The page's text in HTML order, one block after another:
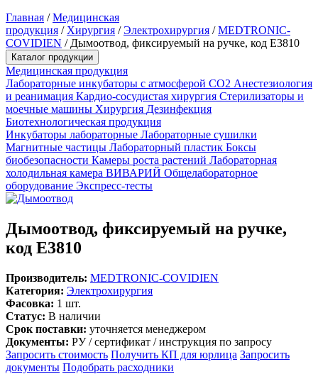
Главная /Медицинская
продукция / Хирургия /Электрохирургия /MEDTRONIC-
COVIDIEN / Дымоотвод, фиксируемый на ручке, код Е3810
Каталог продукции
Медицинская продукция
Лабораторные инкубаторы с атмосферой CO2 Анестезиология
и реанимация Кардио-сосудистая хирургия Стерилизаторы и
моечные машины Хирургия Дезинфекция
Биотехнологическая продукция
Инкубаторы лабораторные Лабораторные сушилки
Магнитные частицы Лабораторный пластик Боксы
биобезопасности Камеры роста растений Лабораторная
холодильная камера ВИВАРИЙ Общелабораторное
оборудование Экспресс-тесты
Дымоотвод, фиксируемый на ручке,
код Е3810
Производитель: MEDTRONIC-COVIDIEN
Категория: Электрохирургия
Фасовка: 1 шт.
Статус: В наличии
Срок поставки: уточняется менеджером
Документы: РУ / сертификат / инструкция по запросу
Запросить стоимость Получить КП для юрлица Запросить
документы Подобрать расходники